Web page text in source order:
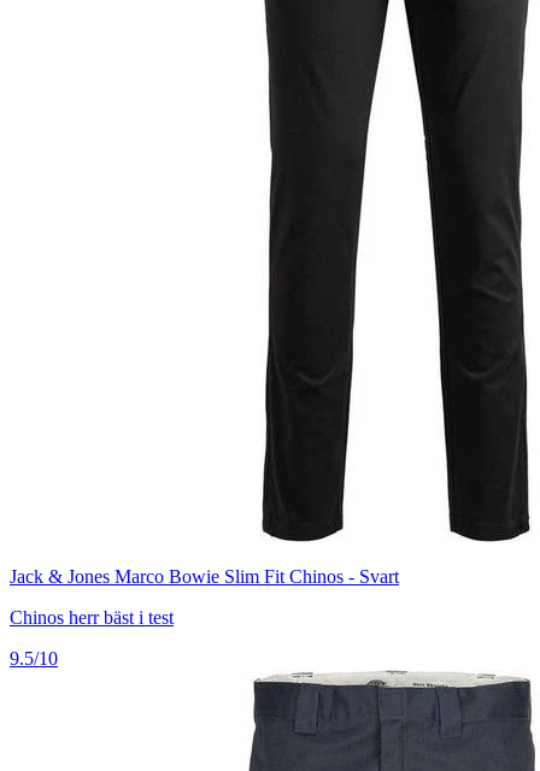
Jack & Jones Marco Bowie Slim Fit Chinos - Svart
Chinos herr bäst i test
9.5/10